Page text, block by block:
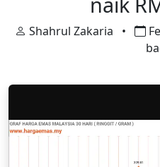
Shahrul Zakaria •